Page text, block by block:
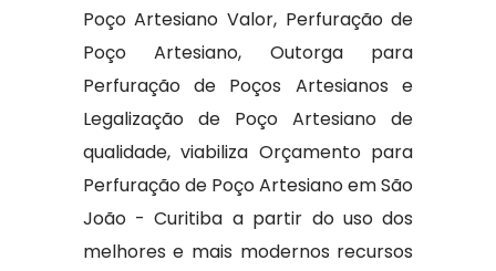
Poço Artesiano Valor, Perfuração de
Poço Artesiano, Outorga para
Perfuração de Poços Artesianos e
Legalização de Poço Artesiano de
qualidade, viabiliza Orçamento para
Perfuração de Poço Artesiano em São
João - Curitiba a partir do uso dos
melhores e mais modernos recursos